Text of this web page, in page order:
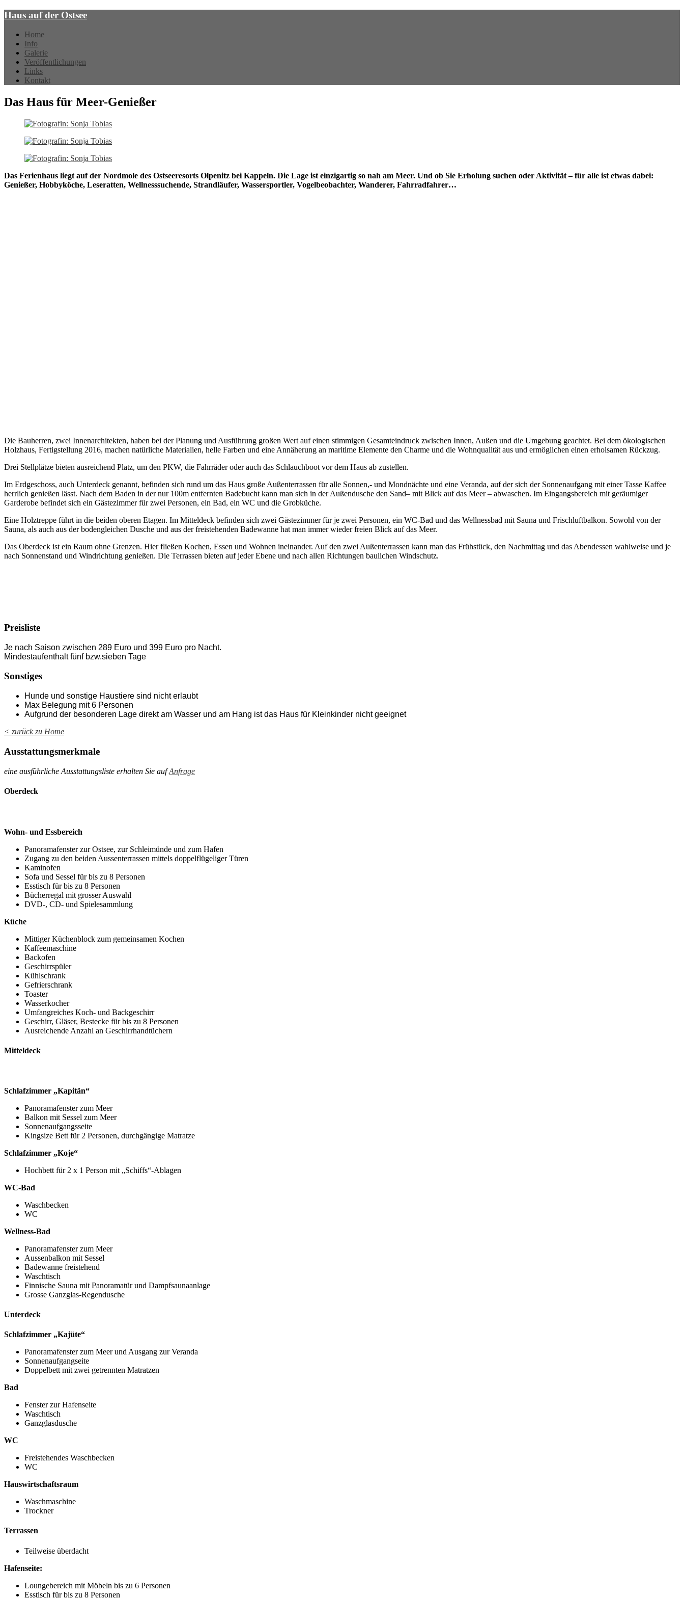
Haus auf der Ostsee
Home
Info
Galerie
Veröffentlichungen
Links
Kontakt
Das Haus für Meer-Genießer
Das Ferienhaus liegt auf der Nordmole des Ostseeresorts Olpenitz bei Kappeln. Die Lage ist einzigartig so nah am Meer. Und ob Sie Erholung suchen oder Aktivität – für alle ist etwas dabei:
Genießer, Hobbyköche, Leseratten, Wellnesssuchende, Strandläufer, Wassersportler, Vogelbeobachter, Wanderer, Fahrradfahrer…
Die Bauherren, zwei Innenarchitekten, haben bei der Planung und Ausführung großen Wert auf einen stimmigen Gesamteindruck zwischen Innen, Außen und die Umgebung geachtet. Bei dem ökologischen
Holzhaus, Fertigstellung 2016, machen natürliche Materialien, helle Farben und eine Annäherung an maritime Elemente den Charme und die Wohnqualität aus und ermöglichen einen erholsamen Rückzug.
Drei Stellplätze bieten ausreichend Platz, um den PKW, die Fahrräder oder auch das Schlauchboot vor dem Haus ab zustellen.
Im Erdgeschoss, auch Unterdeck genannt, befinden sich rund um das Haus große Außenterrassen für alle Sonnen,- und Mondnächte und eine Veranda, auf der sich der Sonnenaufgang mit einer Tasse Kaffee
herrlich genießen lässt. Nach dem Baden in der nur 100m entfernten Badebucht kann man sich in der Außendusche den Sand– mit Blick auf das Meer – abwaschen. Im Eingangsbereich mit geräumiger
Garderobe befindet sich ein Gästezimmer für zwei Personen, ein Bad, ein WC und die Grobküche.
Eine Holztreppe führt in die beiden oberen Etagen. Im Mitteldeck befinden sich zwei Gästezimmer für je zwei Personen, ein WC-Bad und das Wellnessbad mit Sauna und Frischluftbalkon. Sowohl von der
Sauna, als auch aus der bodengleichen Dusche und aus der freistehenden Badewanne hat man immer wieder freien Blick auf das Meer.
Das Oberdeck ist ein Raum ohne Grenzen. Hier fließen Kochen, Essen und Wohnen ineinander. Auf den zwei Außenterrassen kann man das Frühstück, den Nachmittag und das Abendessen wahlweise und je
nach Sonnenstand und Windrichtung genießen. Die Terrassen bieten auf jeder Ebene und nach allen Richtungen baulichen Windschutz.
Preisliste
Je nach Saison zwischen 289 Euro und 399 Euro pro Nacht.
Mindestaufenthalt fünf bzw.sieben Tage
Sonstiges
Hunde und sonstige Haustiere sind nicht erlaubt
Max Belegung mit 6 Personen
Aufgrund der besonderen Lage direkt am Wasser und am Hang ist das Haus für Kleinkinder nicht geeignet
< zurück zu Home
Ausstattungsmerkmale
eine ausführliche Ausstattungsliste erhalten Sie aufAnfrage
Oberdeck
Wohn- und Essbereich
Panoramafenster zur Ostsee, zur Schleimünde und zum Hafen
Zugang zu den beiden Aussenterrassen mittels doppelflügeliger Türen
Kaminofen
Sofa und Sessel für bis zu 8 Personen
Esstisch für bis zu 8 Personen
Bücherregal mit grosser Auswahl
DVD-, CD- und Spielesammlung
Küche
Mittiger Küchenblock zum gemeinsamen Kochen
Kaffeemaschine
Backofen
Geschirrspüler
Kühlschrank
Gefrierschrank
Toaster
Wasserkocher
Umfangreiches Koch- und Backgeschirr
Geschirr, Gläser, Bestecke für bis zu 8 Personen
Ausreichende Anzahl an Geschirrhandtüchern
Mitteldeck
Schlafzimmer „Kapitän“
Panoramafenster zum Meer
Balkon mit Sessel zum Meer
Sonnenaufgangsseite
Kingsize Bett für 2 Personen, durchgängige Matratze
Schlafzimmer „Koje“
Hochbett für 2 x 1 Person mit „Schiffs“-Ablagen
WC-Bad
Waschbecken
WC
Wellness-Bad
Panoramafenster zum Meer
Aussenbalkon mit Sessel
Badewanne freistehend
Waschtisch
Finnische Sauna mit Panoramatür und Dampfsaunaanlage
Grosse Ganzglas-Regendusche
Unterdeck
Schlafzimmer „Kajüte“
Panoramafenster zum Meer und Ausgang zur Veranda
Sonnenaufgangseite
Doppelbett mit zwei getrennten Matratzen
Bad
Fenster zur Hafenseite
Waschtisch
Ganzglasdusche
WC
Freistehendes Waschbecken
WC
Hauswirtschaftsraum
Waschmaschine
Trockner
Terrassen
Teilweise überdacht
Hafenseite:
Loungebereich mit Möbeln bis zu 6 Personen
Esstisch für bis zu 8 Personen